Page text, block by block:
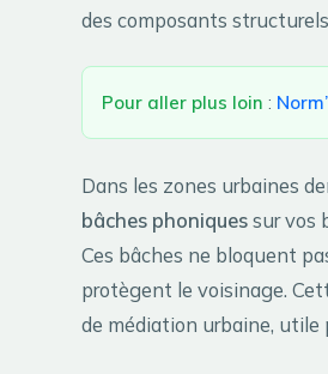
des composants
Pour aller plus loin :
Dans les zones urbaines
bâches phoniquessur vos
Ces bâches ne bloquent
protègent le voisinage.
de médiation urbaine, utile